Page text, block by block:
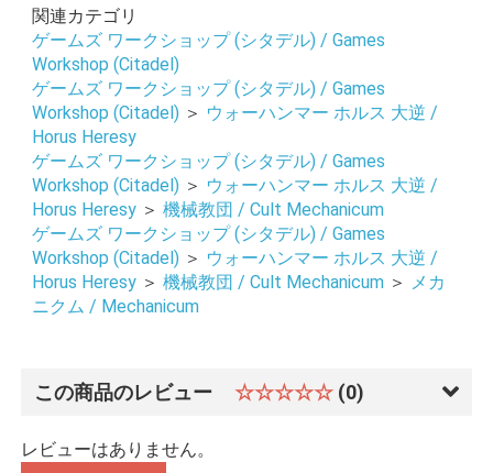
お買い物を続ける カートへ進む
関連カテゴリ
ゲームズ ワークショップ (シタデル) / Games
Workshop (Citadel)
ゲームズ ワークショップ (シタデル) / Games
Workshop (Citadel) ＞ ウォーハンマー ホルス 大逆 /
Horus Heresy
ゲームズ ワークショップ (シタデル) / Games
Workshop (Citadel) ＞ ウォーハンマー ホルス 大逆 /
Horus Heresy ＞ 機械教団 / Cult Mechanicum
ゲームズ ワークショップ (シタデル) / Games
Workshop (Citadel) ＞ ウォーハンマー ホルス 大逆 /
Horus Heresy ＞ 機械教団 / Cult Mechanicum ＞
メカ
ニクム / Mechanicum
この商品のレビュー ☆☆☆☆☆ (0)
レビューはありません。